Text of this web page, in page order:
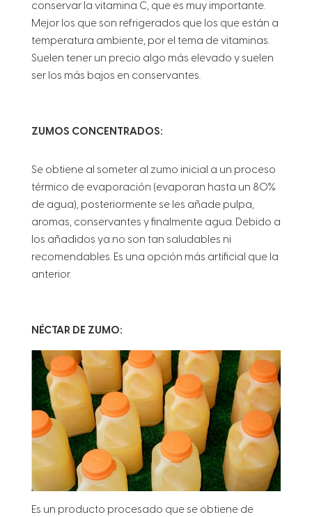
conservar la vitamina C, que es muy importante.
Mejor los que son refrigerados que los que están a
temperatura ambiente, por el tema de vitaminas.
Suelen tener un precio algo más elevado y suelen
ser los más bajos en conservantes.
ZUMOS CONCENTRADOS:
Se obtiene al someter al zumo inicial a un proceso
térmico de evaporación (evaporan hasta un 80%
de agua), posteriormente se les añade pulpa,
aromas, conservantes y finalmente agua. Debido a
los añadidos ya no son tan saludables ni
recomendables. Es una opción más artificial que la
anterior.
NÉCTAR DE ZUMO:
Es un producto procesado que se obtiene de